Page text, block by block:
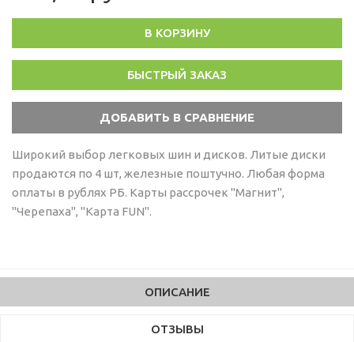
В КОРЗИНУ
БЫСТРЫЙ ЗАКАЗ
Широкий выбор легковых шин и дисков. Литые диски
продаются по 4 шт, железные поштучно. Любая форма
оплаты в рублях РБ. Карты рассрочек "Магнит",
"Черепаха", "Карта FUN".
ОПИСАНИЕ
ОТЗЫВЫ